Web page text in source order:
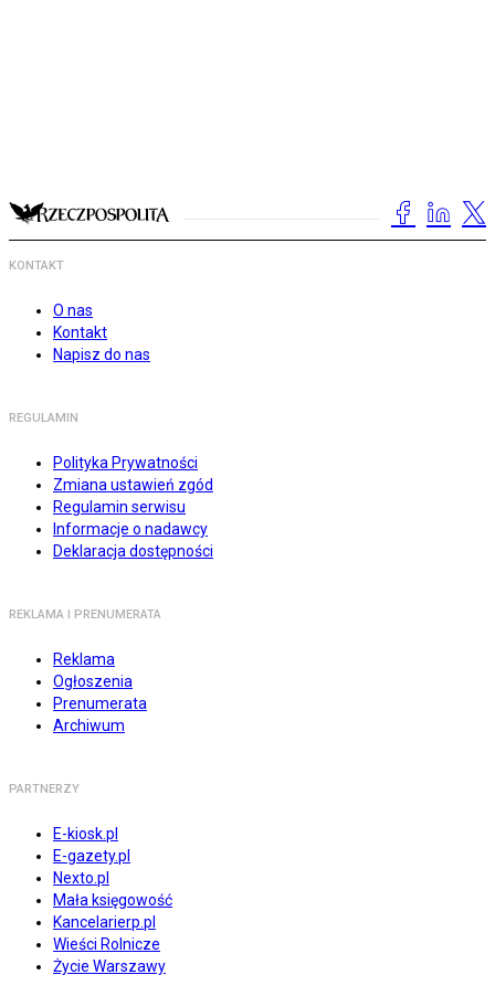
KONTAKT
O nas
Kontakt
Napisz do nas
REGULAMIN
Polityka Prywatności
Zmiana ustawień zgód
Regulamin serwisu
Informacje o nadawcy
Deklaracja dostępności
REKLAMA I PRENUMERATA
Reklama
Ogłoszenia
Prenumerata
Archiwum
PARTNERZY
E-kiosk.pl
E-gazety.pl
Nexto.pl
Mała księgowość
Kancelarierp.pl
Wieści Rolnicze
Życie Warszawy